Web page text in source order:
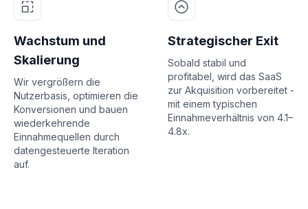
Wachstum und
Skalierung
Wir vergrößern die
Nutzerbasis, optimieren die
Konversionen und bauen
wiederkehrende
Einnahmequellen durch
datengesteuerte Iteration
auf.
Strategischer Exit
Sobald stabil und
profitabel, wird das SaaS
zur Akquisition vorbereitet -
mit einem typischen
Einnahmeverhältnis von 4.1–
4.8x.